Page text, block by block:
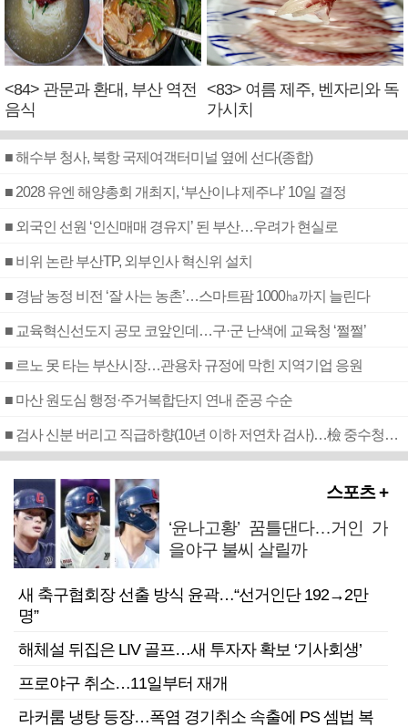
<84> 관문과 환대, 부산 역전
음식
<83> 여름 제주, 벤자리와 독
가시치
■ 해수부 청사, 북항 국제여객터미널 옆에 선다(종합)
■ 2028 유엔 해양총회 개최지, ‘부산이냐 제주냐’ 10일 결정
■ 외국인 선원 ‘인신매매 경유지’ 된 부산…우려가 현실로
■ 비위 논란 부산TP, 외부인사 혁신위 설치
■ 경남 농정 비전 ‘잘 사는 농촌’…스마트팜 1000㏊까지 늘린다
■ 교육혁신선도지 공모 코앞인데…구·군 난색에 교육청 ‘쩔쩔’
■ 르노 못 타는 부산시장…관용차 규정에 막힌 지역기업 응원
■ 마산 원도심 행정·주거복합단지 연내 준공 수순
■ 검사 신분 버리고 직급하향(10년 이하 저연차 검사)…檢 중수청행 기피
스포츠 +
‘윤나고황’ 꿈틀댄다…거인 가
을야구 불씨 살릴까
새 축구협회장 선출 방식 윤곽…“선거인단 192→2만
명”
해체설 뒤집은 LIV 골프…새 투자자 확보 ‘기사회생’
프로야구 취소…11일부터 재개
라커룸 냉탕 등장…폭염 경기취소 속출에 PS 셈법 복